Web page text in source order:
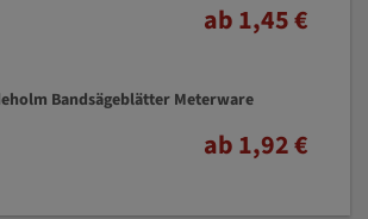
ab 1,45 €
Bandsägeblätter Meterware
ab 1,92 €